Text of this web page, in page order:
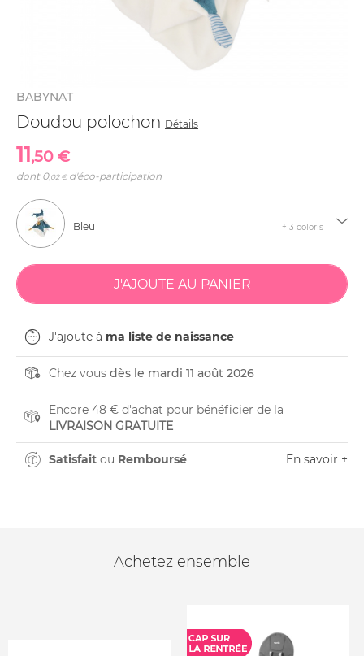
BABYNAT
Doudou polochon Détails
11,50 €
dont 0,02 €d'éco-participation
Bleu + 3 coloris
J'ajoute à ma liste de naissance
Chez vous dès le mardi 11 août 2026
Encore 48 € d'achat pour bénéficier de la
LIVRAISON GRATUITE
Satisfait ou Remboursé En savoir +
Achetez ensemble